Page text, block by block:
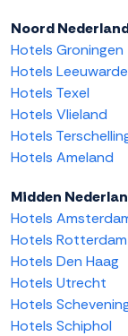
Noord
Hotels Groningen
Hotels
Hotels Texel
Hotels Vlieland
Hotels
Hotels Ameland
Midden
Hotels
Hotels Rotterdam
Hotels Den Haag
Hotels Utrecht
Hotels
Hotels Schiphol